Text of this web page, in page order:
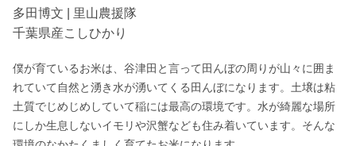
多田博文 | 里山農援隊
千葉県産こしひかり
僕が育ているお米は、谷津田と言って田んぼの周りが山々に囲ま
れていて自然と湧き水が湧いてくる田んぼになります。土壌は粘
土質でじめじめしていて稲には最高の環境です。水が綺麗な場所
にしか生息しないイモリや沢蟹なども住み着いています。そんな